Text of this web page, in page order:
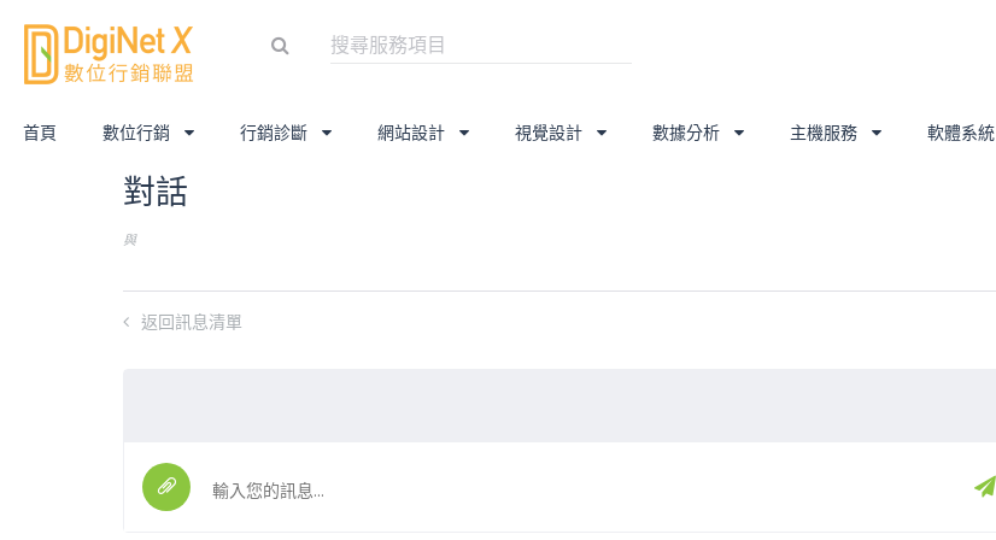
首頁 數位行銷 行銷診斷 網站設計 視覺設計 數據分析 主機服務 軟體系統
對話
與
返回訊息清單